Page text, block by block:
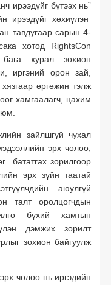
ирээдүйг бүтээх нь”
ирээдүйг хөхиүлэн
тавдугаар сарын 4-
хотод RightsCon
хурал зохион
иргэний орон зай,
өргөжин тэлж
хамгаалагч, цахим
юм.
зайлшгүй чухал
эрх чөлөө,
бататгах зорилгоор
эрх зүйн таатай
аюулгүй
талт оролцогчдын
бүхий хамтын
дэмжих зорилт
зохион байгуулж
чөлөө нь иргэдийн